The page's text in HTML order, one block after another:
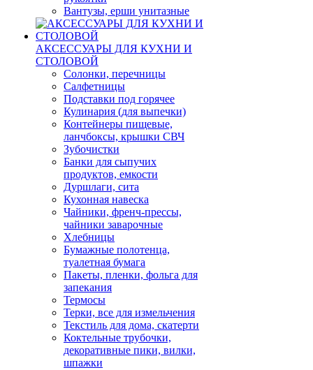
Вантузы, ерши унитазные
АКСЕССУАРЫ ДЛЯ КУХНИ И
СТОЛОВОЙ
Солонки, перечницы
Салфетницы
Подставки под горячее
Кулинария (для выпечки)
Контейнеры пищевые,
ланчбоксы, крышки СВЧ
Зубочистки
Банки для сыпучих
продуктов, емкости
Дуршлаги, сита
Кухонная навеска
Чайники, френч-прессы,
чайники заварочные
Хлебницы
Бумажные полотенца,
туалетная бумага
Пакеты, пленки, фольга для
запекания
Термосы
Терки, все для измельчения
Текстиль для дома, скатерти
Коктельные трубочки,
декоративные пики, вилки,
шпажки